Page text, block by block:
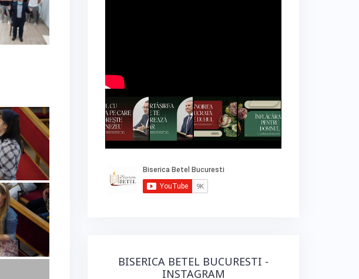
BISERICA BETEL BUCURESTI -
INSTAGRAM